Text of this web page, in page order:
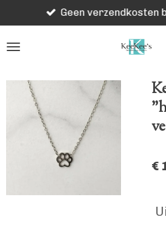
direct
naar
Geen verzendkosten
€